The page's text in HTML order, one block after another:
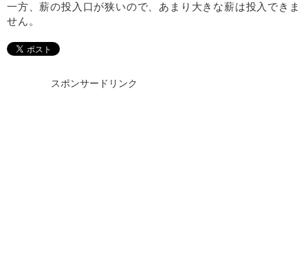
一方、薪の投入口が狭いので、あまり大きな薪は投入できま
せん。
スポンサードリンク